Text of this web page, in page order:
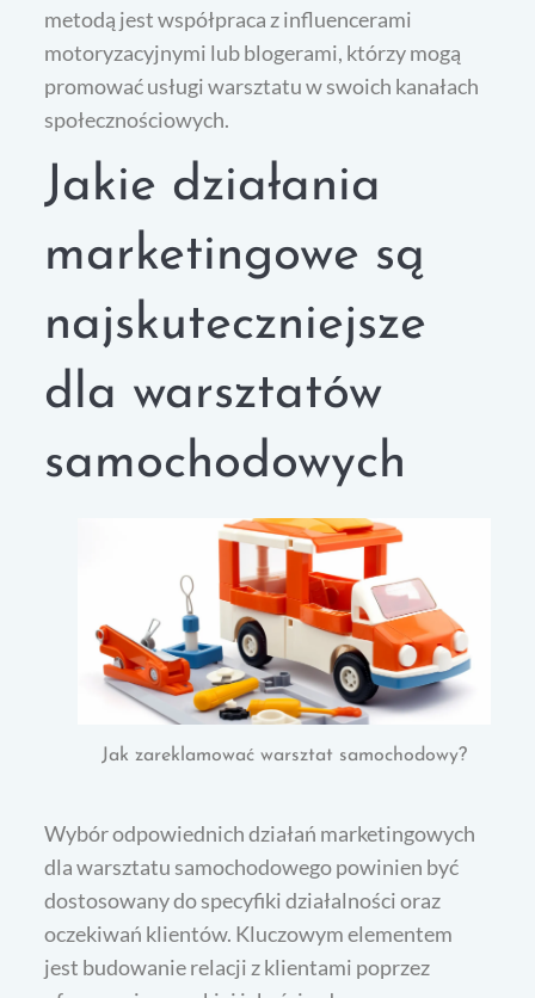
metodą jest współpraca z influencerami
motoryzacyjnymi lub blogerami, którzy mogą
promować usługi warsztatu w swoich kanałach
społecznościowych.
Jakie działania
marketingowe są
najskuteczniejsze
dla warsztatów
samochodowych
Jak zareklamować warsztat samochodowy?
Wybór odpowiednich działań marketingowych
dla warsztatu samochodowego powinien być
dostosowany do specyfiki działalności oraz
oczekiwań klientów. Kluczowym elementem
jest budowanie relacji z klientami poprzez